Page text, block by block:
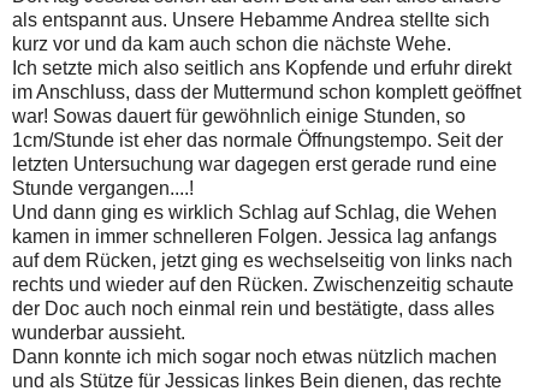
als entspannt aus. Unsere Hebamme Andrea stellte sich
kurz vor und da kam auch schon die nächste Wehe.
Ich setzte mich also seitlich ans Kopfende und erfuhr direkt
im Anschluss, dass der Muttermund schon komplett geöffnet
war! Sowas dauert für gewöhnlich einige Stunden, so
1cm/Stunde ist eher das normale Öffnungstempo. Seit der
letzten Untersuchung war dagegen erst gerade rund eine
Stunde vergangen....!
Und dann ging es wirklich Schlag auf Schlag, die Wehen
kamen in immer schnelleren Folgen. Jessica lag anfangs
auf dem Rücken, jetzt ging es wechselseitig von links nach
rechts und wieder auf den Rücken. Zwischenzeitig schaute
der Doc auch noch einmal rein und bestätigte, dass alles
wunderbar aussieht.
Dann konnte ich mich sogar noch etwas nützlich machen
und als Stütze für Jessicas linkes Bein dienen, das rechte